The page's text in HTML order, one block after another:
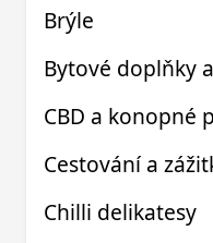
Brýle
Bytové doplňky
CBD a konopné
Cestování a
Chilli delikatesy